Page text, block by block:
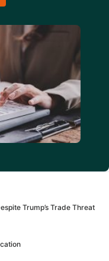
Trump’s Trade Threat